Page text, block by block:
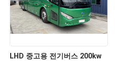
LHD 중고용 전기버스 200kw